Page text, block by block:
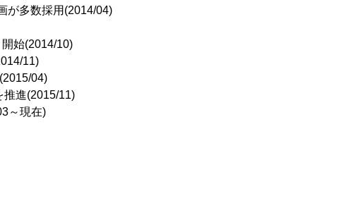
が多数採用(2014/04)
始(2014/10)
11)
04)
推進(2015/11)
～現在)